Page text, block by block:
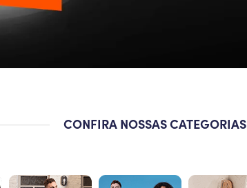
CONFIRA NOSSAS CATEGORIAS